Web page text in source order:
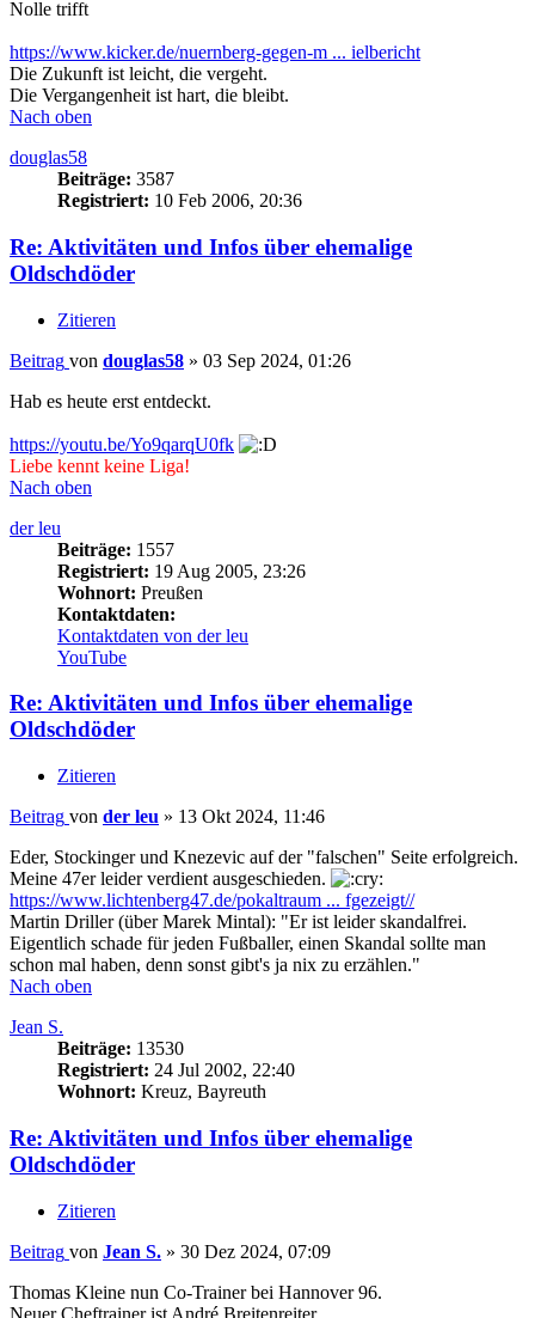
Nolle trifft
https://www.kicker.de/nuernberg-gegen-m ... ielbericht
Die Zukunft ist leicht, die vergeht.
Die Vergangenheit ist hart, die bleibt.
Nach oben
douglas58
Beiträge: 3587
Registriert: 10 Feb 2006, 20:36
Re: Aktivitäten und Infos über ehemalige
Oldschdöder
Zitieren
Beitrag von douglas58 » 03 Sep 2024, 01:26
Hab es heute erst entdeckt.
https://youtu.be/Yo9qarqU0fk
Liebe kennt keine Liga!
Nach oben
der leu
Beiträge: 1557
Registriert: 19 Aug 2005, 23:26
Wohnort: Preußen
Kontaktdaten:
Kontaktdaten von der leu
YouTube
Re: Aktivitäten und Infos über ehemalige
Oldschdöder
Zitieren
Beitrag von der leu » 13 Okt 2024, 11:46
Eder, Stockinger und Knezevic auf der "falschen" Seite erfolgreich.
Meine 47er leider verdient ausgeschieden.
https://www.lichtenberg47.de/pokaltraum ... fgezeigt//
Martin Driller (über Marek Mintal): "Er ist leider skandalfrei.
Eigentlich schade für jeden Fußballer, einen Skandal sollte man
schon mal haben, denn sonst gibt's ja nix zu erzählen."
Nach oben
Jean S.
Beiträge: 13530
Registriert: 24 Jul 2002, 22:40
Wohnort: Kreuz, Bayreuth
Re: Aktivitäten und Infos über ehemalige
Oldschdöder
Zitieren
Beitrag von Jean S. » 30 Dez 2024, 07:09
Thomas Kleine nun Co-Trainer bei Hannover 96.
Neuer Cheftrainer ist André Breitenreiter.